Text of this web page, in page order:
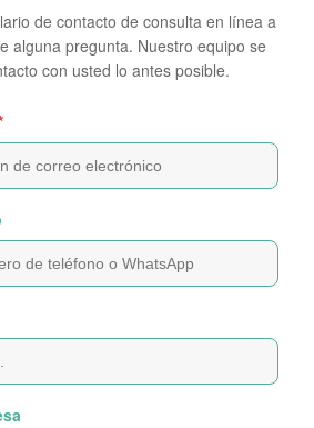
de contacto de consulta en línea a
alguna pregunta. Nuestro equipo se
con usted lo antes posible.